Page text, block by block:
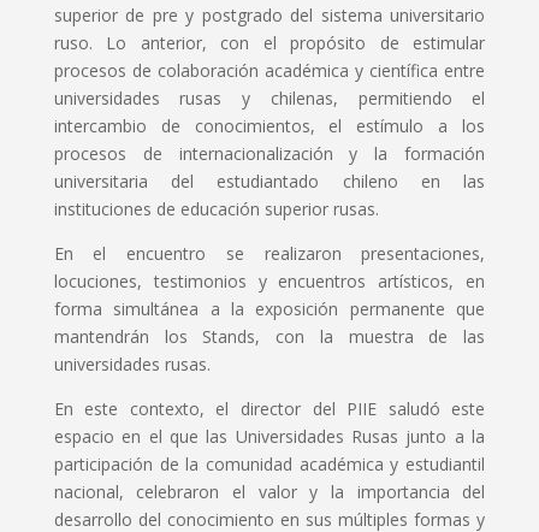
superior de pre y postgrado del sistema universitario
ruso. Lo anterior, con el propósito de estimular
procesos de colaboración académica y científica entre
universidades rusas y chilenas, permitiendo el
intercambio de conocimientos, el estímulo a los
procesos de internacionalización y la formación
universitaria del estudiantado chileno en las
instituciones de educación superior rusas.
En el encuentro se realizaron presentaciones,
locuciones, testimonios y encuentros artísticos, en
forma simultánea a la exposición permanente que
mantendrán los Stands, con la muestra de las
universidades rusas.
En este contexto, el director del PIIE saludó este
espacio en el que las Universidades Rusas junto a la
participación de la comunidad académica y estudiantil
nacional, celebraron el valor y la importancia del
desarrollo del conocimiento en sus múltiples formas y